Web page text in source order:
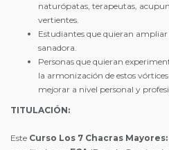
naturópatas, terapeutas,
vertientes.
Estudiantes que quieran
sanadora.
Personas que quieran
la armonización de estos
mejorar a nivel personal y
TITULACIÓN:
Este Curso Los 7 Chacras